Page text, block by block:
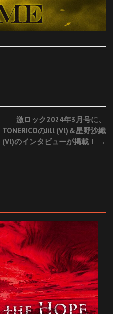
激ロック2024年3月号に、
TONERICOのJill (Vl)＆星野沙織
(Vl)のインタビューが掲載！
→